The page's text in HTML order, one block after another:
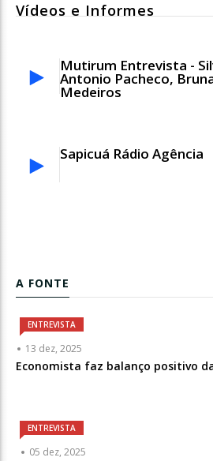
Vídeos e Informes
Mutirum Entrevista -
Antonio Pacheco,
Medeiros
Sapicuá Rádio Agência
A FONTE
ENTREVISTA
13 dez, 2025
Economista faz balanço positivo
ENTREVISTA
05 dez, 2025